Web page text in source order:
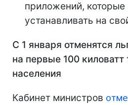
приложений, которые
устанавливать на
С 1 января отменятся
на первые 100 киловатт
населения
Кабинет министров